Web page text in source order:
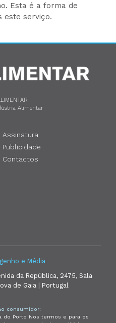
Esta é a forma de
este serviço.
Alimentar
Assinatura
Publicidade
Contactos
e Média
da República, 2475, Sala
de Gaia | Portugal
consumidor:
do Porto Nos termos e para os